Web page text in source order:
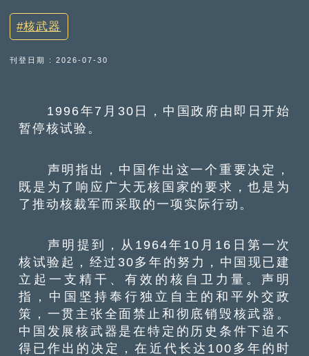
核武器
刊登日期 : 2026-07-30
1996年7月30日，中国政府由即日开始
暂停核试验。
声明指出，中国作出这一个重要决定，
既是为了响应广大无核国家的要求，也是为
了推动核裁军而采取的一项实际行动。
声明提到，从1964年10月16日第一次
核试验起，经过30多年的努力，中国现已建
立起一支精干、有效的核自卫力量。声明
指，中国坚持奉行独立自主的和平外交政
策，一贯主张全面禁止和彻底销毁核武器。
中国发展核武器是在特定的历史条件下迫不
得已作出的决定，在近代长达100多年的时